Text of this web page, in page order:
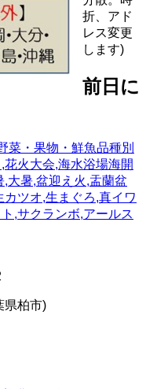
折、アド
レス変更
します)
前日に
菜・果物・鮮魚品種別
火大会,海水浴場海開
大暑,盆迎え火,盂蘭盆
ツオ,生まぐろ,真イワ
,サクランボ,アールス
県柏市)